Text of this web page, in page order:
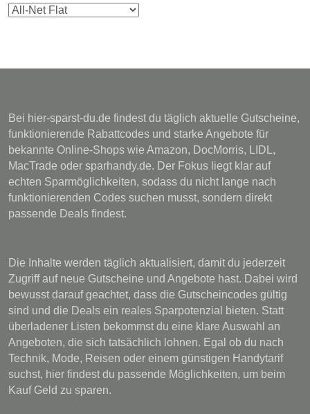
Kategorien
Bei hier-sparst-du.de findest du täglich aktuelle Gutscheine,
funktionierende Rabattcodes und starke Angebote für
bekannte Online-Shops wie Amazon, DocMorris, LIDL,
MacTrade oder sparhandy.de. Der Fokus liegt klar auf
echten Sparmöglichkeiten, sodass du nicht lange nach
funktionierenden Codes suchen musst, sondern direkt
passende Deals findest.
Die Inhalte werden täglich aktualisiert, damit du jederzeit
Zugriff auf neue Gutscheine und Angebote hast. Dabei wird
bewusst darauf geachtet, dass die Gutscheincodes gültig
sind und die Deals ein reales Sparpotenzial bieten. Statt
überladener Listen bekommst du eine klare Auswahl an
Angeboten, die sich tatsächlich lohnen. Egal ob du nach
Technik, Mode, Reisen oder einem günstigen Handytarif
suchst, hier findest du passende Möglichkeiten, um beim
Kauf Geld zu sparen.